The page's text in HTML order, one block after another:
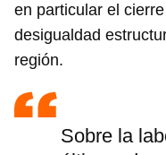
en particular el
desigualdad
región.
Sobre la